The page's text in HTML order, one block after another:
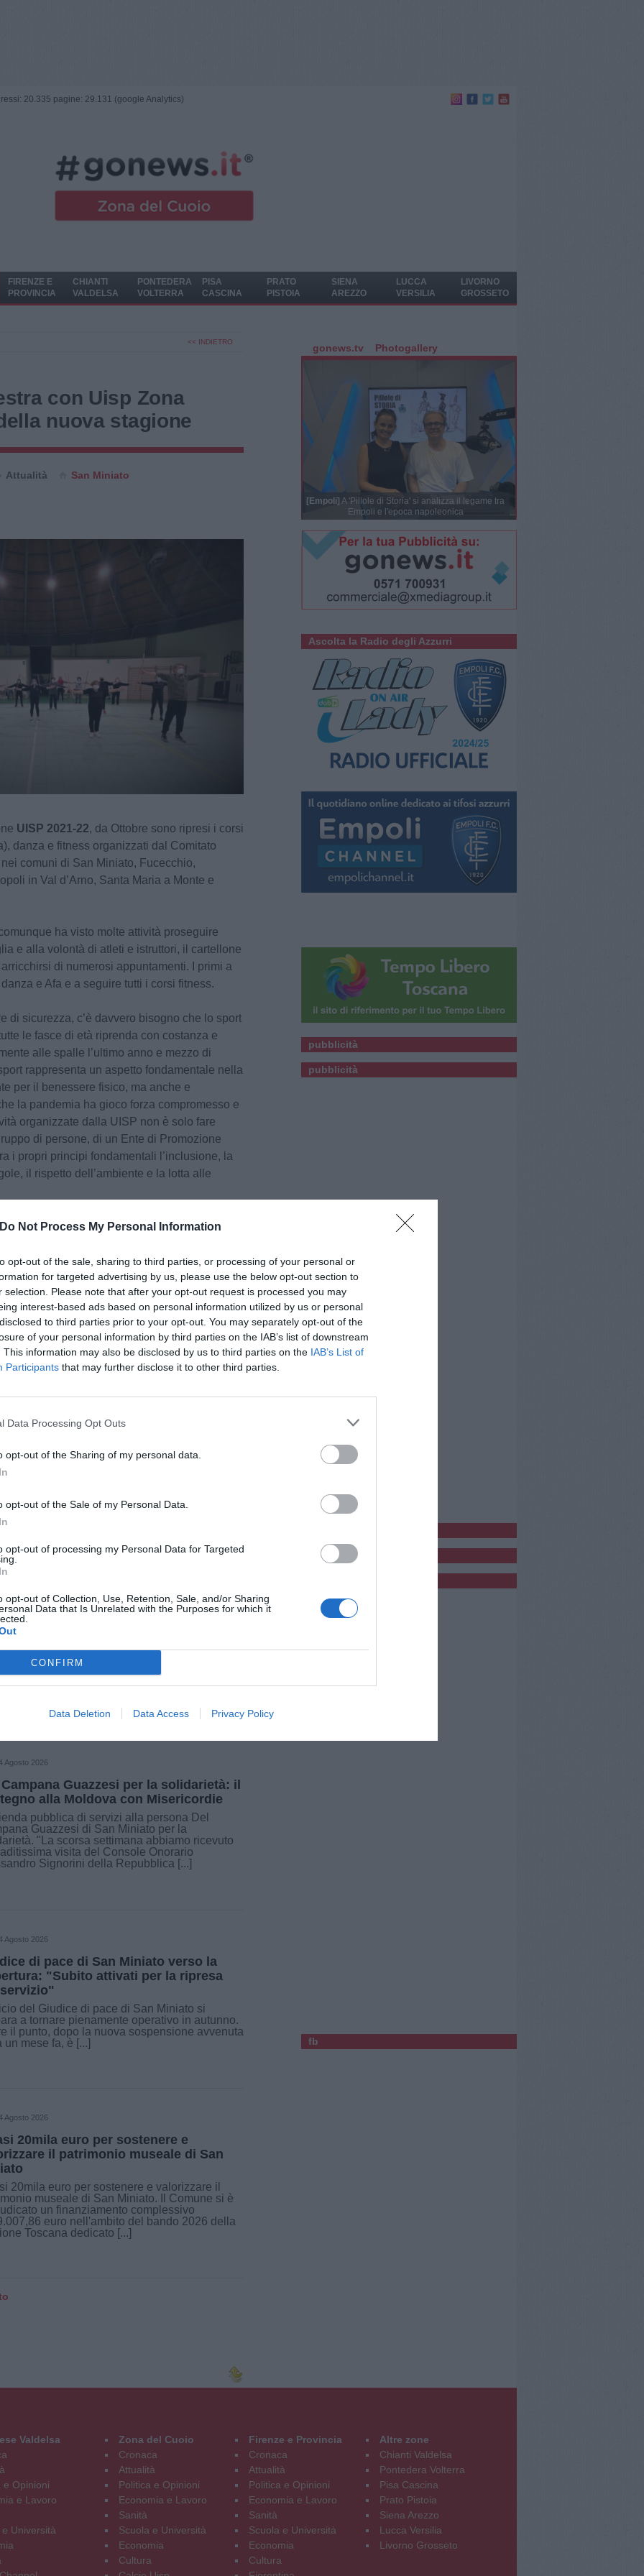
Do Not Process My Personal Information
opt-out of the sale, sharing to third parties, or processing of your personal or
for targeted advertising by us, please use the below opt-out section to
selection. Please note that after your opt-out request is processed you may
interest-based ads based on personal information utilized by us or personal
to third parties prior to your opt-out. You may separately opt-out of the
of your personal information by third parties on the IAB’s list of downstream
This information may also be disclosed by us to third parties on the IAB’s List of
Participants that may further disclose it to other third parties.
Data Processing Opt Outs
opt-out of the Sharing of my personal data.
opt-out of the Sale of my Personal Data.
opt-out of processing my Personal Data for Targeted
opt-out of Collection, Use, Retention, Sale, and/or Sharing
Data that Is Unrelated with the Purposes for which it
CONFIRM
Data Deletion Data Access Privacy Policy
20.335 pagine: 29.131 (google Analytics)
FIRENZE E
PROVINCIA
CHIANTI
VALDELSA
PONTEDERA
VOLTERRA
PISA
CASCINA
PRATO
PISTOIA
SIENA
AREZZO
LUCCA
VERSILIA
LIVORNO
GROSSETO
<< INDIETRO
con Uisp Zona
nuova stagione
Attualità San Miniato
UISP 2021-22, da Ottobre sono ripresi i corsi
danza e fitness organizzati dal Comitato
nei comuni di San Miniato, Fucecchio,
in Val d’Arno, Santa Maria a Monte e
ha visto molte attività proseguire
e alla volontà di atleti e istruttori, il cartellone
di numerosi appuntamenti. I primi a
e Afa e a seguire tutti i corsi fitness.
di sicurezza, c’è davvero bisogno che lo sport
le fasce di età riprenda con costanza e
alle spalle l’ultimo anno e mezzo di
rappresenta un aspetto fondamentale nella
per il benessere fisico, ma anche e
la pandemia ha gioco forza compromesso e
organizzate dalla UISP non è solo fare
di persone, di un Ente di Promozione
i propri principi fondamentali l’inclusione, la
il rispetto dell’ambiente e la lotta alle
internet al seguente link
Uisp Zona del Cuoio Apsnei vari
crede nel diritto allo sport, al benessere e
Territoriale Zona Del Cuoio APS - Via
224 - 56022 - Castelfranco di Sotto (PI) - Tel:
- e-mail: zonadelcuoio@uisp.it
Fonte: Uisp comitato Territoriale Zona Cuoio
4 Agosto 2026
Guazzesi per la solidarietà: il
alla Moldova con Misericordie
pubblica di servizi alla persona Del
Guazzesi di San Miniato per la
"La scorsa settimana abbiamo ricevuto
visita del Console Onorario
Signorini della Repubblica [...]
4 Agosto 2026
di pace di San Miniato verso la
"Subito attivati per la ripresa
del Giudice di pace di San Miniato si
a tornare pienamente operativo in autunno.
il punto, dopo la nuova sospensione avvenuta
un mese fa, è [...]
4 Agosto 2026
20mila euro per sostenere e
il patrimonio museale di San
20mila euro per sostenere e valorizzare il
museale di San Miniato. Il Comune si è
un finanziamento complessivo
euro nell'ambito del bando 2026 della
Toscana dedicato [...]
gonews.tv Photogallery
[Empoli] A 'Pillole di Storia' si analizza il legame tra
Empoli e l'epoca napoleonica
Ascolta la Radio degli Azzurri
pubblicità
pubblicità
Pubblicità
fb
Valdelsa
e Opinioni
e Lavoro
e Università
Zona del Cuoio
Cronaca
Attualità
Politica e Opinioni
Economia e Lavoro
Sanità
Scuola e Università
Economia
Cultura
Firenze e Provincia
Cronaca
Attualità
Politica e Opinioni
Economia e Lavoro
Sanità
Scuola e Università
Economia
Cultura
Altre zone
Chianti Valdelsa
Pontedera Volterra
Pisa Cascina
Prato Pistoia
Siena Arezzo
Lucca Versilia
Livorno Grosseto